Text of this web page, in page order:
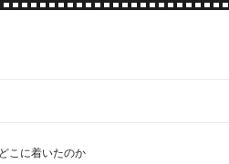
こに着いたのか